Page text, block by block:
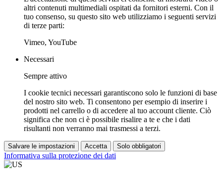
altri contenuti multimediali ospitati da fornitori esterni. Con il
tuo consenso, su questo sito web utilizziamo i seguenti servizi
di terze parti:
Vimeo, YouTube
Necessari
Sempre attivo
I cookie tecnici necessari garantiscono solo le funzioni di base
del nostro sito web. Ti consentono per esempio di inserire i
prodotti nel carrello o di accedere al tuo account cliente. Ciò
significa che non ci è possibile risalire a te e che i dati
risultanti non verranno mai trasmessi a terzi.
Salvare le impostazioni Accetta Solo obbligatori
Informativa sulla protezione dei dati